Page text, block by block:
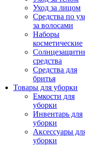
Уход за лицом
Средства по
за волосами
Наборы
косметические
средства
Средства для
бритья
Товары для уборки
Емкости для
уборки
Инвентарь для
уборки
Аксессуары
уборки